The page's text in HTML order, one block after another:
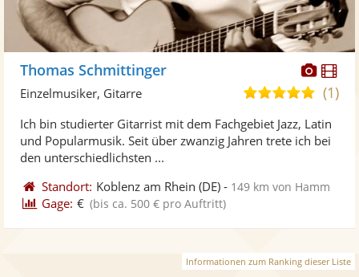
Fotos
Thomas Schmittinger
5,0
5
(1)
Einzelmusiker, Gitarre
Ich bin studierter Gitarrist mit dem Fachgebiet Jazz, Latin
und Popularmusik. Seit über zwanzig Jahren trete ich bei
den unterschiedlichsten ...
Standort: Koblenz am Rhein (DE) - 149 km von Hamm
Gage: € (bis ca. 500 € pro Auftritt)
Informationen zum Ranking dieser Liste